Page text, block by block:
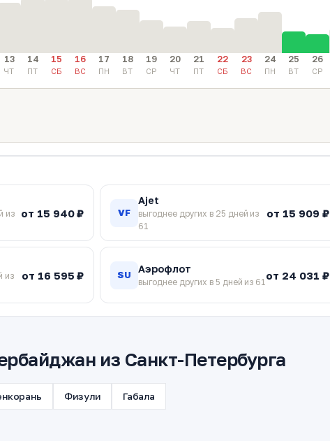
13
ЧТ
14
ПТ
15
СБ
16
ВС
17
ПН
18
ВТ
19
СР
20
ЧТ
21
ПТ
22
СБ
23
ВС
24
ПН
25
ВТ
26
СР
из
от 15 940 ₽ VF
Ajet
выгоднее других в 25 дней из
61
от 15 909 ₽
из
от 16 595 ₽ SU Аэрофлот
выгоднее других в 5 дней из 61
от 24 031 ₽
из Санкт-Петербурга
Физули Габала